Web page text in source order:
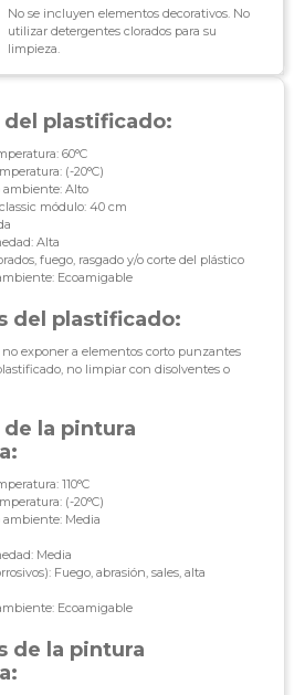
No se incluyen elementos decorativos. No
utilizar detergentes clorados para su
limpieza.
plastificado:
60°C
(-20°C)
ambiente: Alto
módulo: 40 cm
Alta
fuego, rasgado y/o corte del plástico
Ecoamigable
del plastificado:
no exponer a elementos corto punzantes
no limpiar con disolventes o
la pintura
110°C
(-20°C)
Media
Media
Fuego, abrasión, sales, alta
Ecoamigable
de la pintura